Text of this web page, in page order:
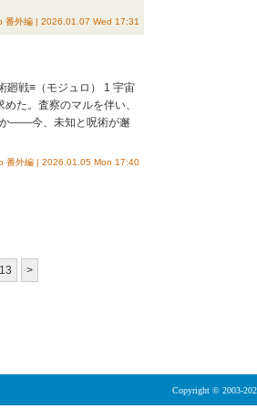
番外編 | 2026.01.07 Wed 17:31
廻戦≡（モジュロ） 1 宇宙
た。査察のマルを伴い、
か――今、未知と呪術が邂
番外編 | 2026.01.05 Mon 17:40
13 >
Copyright © 2003-